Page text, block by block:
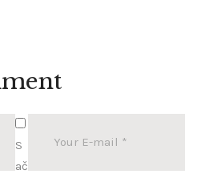
S
ač